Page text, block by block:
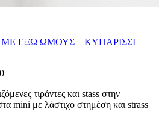
ΕΞΩ ΩΜΟΥΣ – ΚΥΠΑΡΙΣΣΙ
τιράντες και stass στην
mini με λάστιχο στημέση και strass